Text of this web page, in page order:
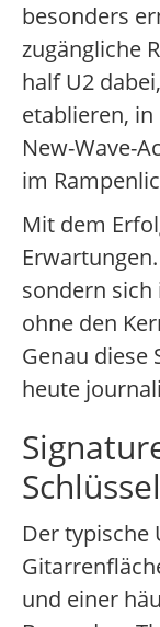
besonders
zugängliche
half U2
etablieren, in
New-Wave-
im
Mit dem
sondern
ohne den
Genau diese
heute
Der typische
und einer